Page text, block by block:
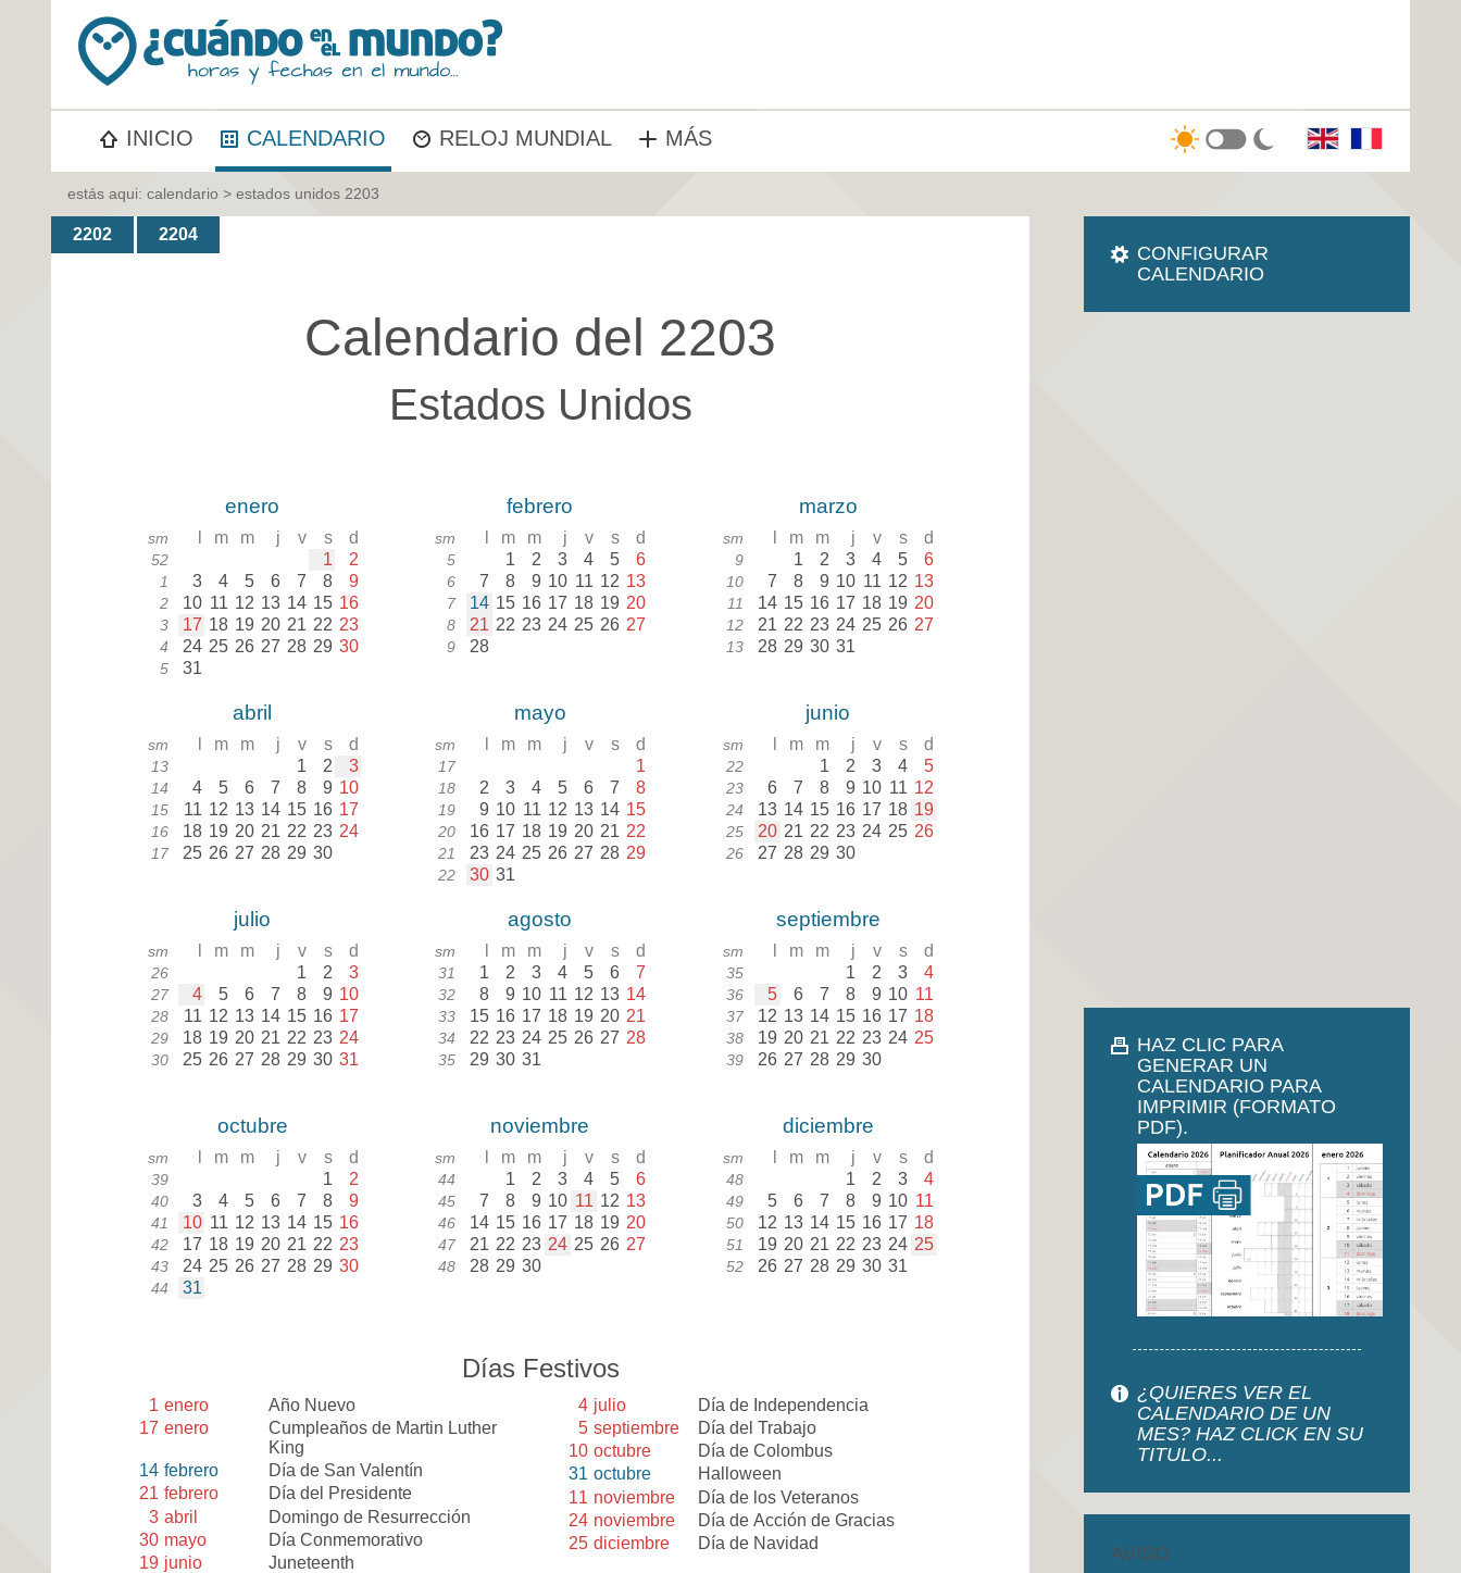
INICIO CALENDARIO RELOJ MUNDIAL MÁS
estás aqui: calendario > estados unidos 2203
2202 2204
Calendario del 2203
Estados Unidos
enero
sm m m j v s d
52 1 2
1 3 4 5 6 7 8 9
2 10 11 12 13 14 15 16
3 17 18 19 20 21 22 23
4 24 25 26 27 28 29 30
5 31
febrero
sm m m j v s d
5 1 2 3 4 5 6
6 7 8 9 10 11 12 13
7 14 15 16 17 18 19 20
8 21 22 23 24 25 26 27
9 28
marzo
sm m m j v s d
9 1 2 3 4 5 6
10 7 8 9 10 11 12 13
11 14 15 16 17 18 19 20
12 21 22 23 24 25 26 27
13 28 29 30 31
abril
sm m m j v s d
13 1 2 3
14 4 5 6 7 8 9 10
15 11 12 13 14 15 16 17
16 18 19 20 21 22 23 24
17 25 26 27 28 29 30
mayo
sm m m j v s d
17 1
18 2 3 4 5 6 7 8
19 9 10 11 12 13 14 15
20 16 17 18 19 20 21 22
21 23 24 25 26 27 28 29
22 30 31
junio
sm m m j v s d
22 1 2 3 4 5
23 6 7 8 9 10 11 12
24 13 14 15 16 17 18 19
25 20 21 22 23 24 25 26
26 27 28 29 30
julio
sm m m j v s d
26 1 2 3
27 4 5 6 7 8 9 10
28 11 12 13 14 15 16 17
29 18 19 20 21 22 23 24
30 25 26 27 28 29 30 31
agosto
sm m m j v s d
31 1 2 3 4 5 6 7
32 8 9 10 11 12 13 14
33 15 16 17 18 19 20 21
34 22 23 24 25 26 27 28
35 29 30 31
septiembre
sm m m j v s d
35 1 2 3 4
36 5 6 7 8 9 10 11
37 12 13 14 15 16 17 18
38 19 20 21 22 23 24 25
39 26 27 28 29 30
octubre
sm m m j v s d
39 1 2
40 3 4 5 6 7 8 9
41 10 11 12 13 14 15 16
42 17 18 19 20 21 22 23
43 24 25 26 27 28 29 30
44 31
noviembre
sm m m j v s d
44 1 2 3 4 5 6
45 7 8 9 10 11 12 13
46 14 15 16 17 18 19 20
47 21 22 23 24 25 26 27
48 28 29 30
diciembre
sm m m j v s d
48 1 2 3 4
49 5 6 7 8 9 10 11
50 12 13 14 15 16 17 18
51 19 20 21 22 23 24 25
52 26 27 28 29 30 31
Días Festivos
1 enero
Año Nuevo
17 enero
Cumpleaños de Martin Luther
King
14 febrero
Día de San Valentín
21 febrero
Día del Presidente
3 abril
Domingo de Resurrección
30 mayo
Día Conmemorativo
19 junio
Juneteenth
4 julio
Día de Independencia
5 septiembre
Día del Trabajo
10 octubre
Día de Colombus
31 octubre
Halloween
11 noviembre
Día de los Veteranos
24 noviembre
Día de Acción de Gracias
25 diciembre Día de Navidad
CONFIGURAR
CALENDARIO
HAZ CLIC PARA
GENERAR UN
CALENDARIO PARA
IMPRIMIR (FORMATO
PDF).
¿QUIERES VER EL
CALENDARIO DE UN
MES? HAZ CLICK EN SU
TITULO...
AVISO